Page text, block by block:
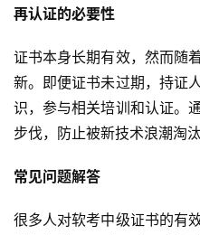
再认证的必要性
证书本身长期有效，然而随
新。即便证书未过期，持证
识，参与相关培训和认证。
步伐，防止被新技术浪潮淘汰
常见问题解答
很多人对软考中级证书的有